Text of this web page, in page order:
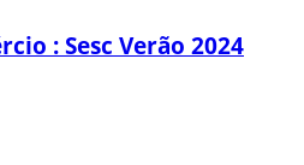
: Sesc Verão 2024